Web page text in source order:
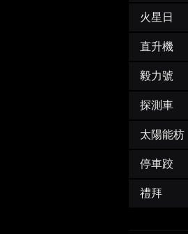
火星日
直升機
毅力號
探測車
太陽能枋
停車跤
禮拜